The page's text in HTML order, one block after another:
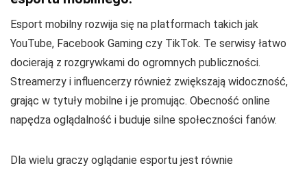
Esport mobilny rozwija się na platformach takich jak
YouTube, Facebook Gaming czy TikTok. Te serwisy łatwo
docierają z rozgrywkami do ogromnych publiczności.
Streamerzy i influencerzy również zwiększają widoczność,
grając w tytuły mobilne i je promując. Obecność online
napędza oglądalność i buduje silne społeczności fanów.
Dla wielu graczy oglądanie esportu jest równie